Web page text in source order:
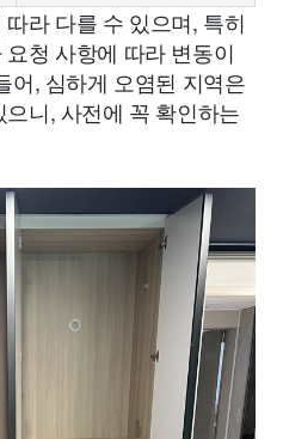
라 다를 수 있으며, 특히
청 사항에 따라 변동이
어, 심하게 오염된 지역은
니, 사전에 꼭 확인하는